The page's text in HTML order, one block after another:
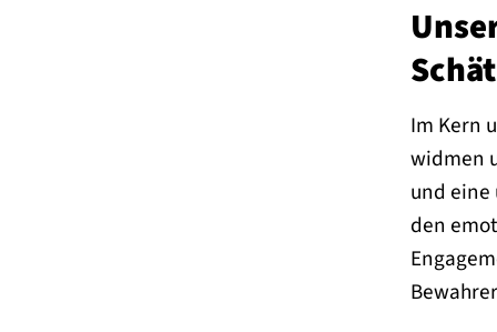
Im Kern
widmen
und eine
den